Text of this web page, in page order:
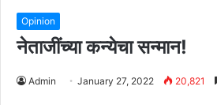
Opinion
नेताजींच्या कन्येचा सन्मान!
Admin January 27, 2022 20,821